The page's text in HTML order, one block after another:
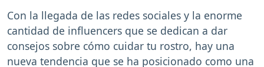
Con la llegada de las redes sociales y la enorme
cantidad de influencers que se dedican a dar
consejos sobre cómo cuidar tu rostro, hay una
nueva tendencia que se ha posicionado como una